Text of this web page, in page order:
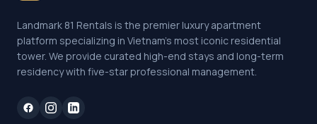
Landmark 81 Rentals is the premier luxury apartment
platform specializing in Vietnam's most iconic residential
tower. We provide curated high-end stays and long-term
residency with five-star professional management.